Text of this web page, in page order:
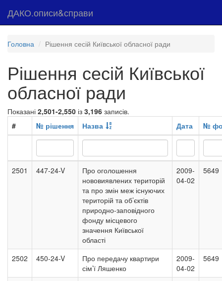
ДАКО.описи&справи
Головна Рішення сесій Київської обласної ради
Рішення сесій Київської
обласної ради
Показані 2,501-2,550 із 3,196 записів.
#
№ рішення Назва Дата №
2501 447-24-V
Про оголошення
нововиявлених територій
та про змін меж існуючих
територій та об’єктів
природно-заповідного
фонду місцевого
значення Київської
області
2009-
04-02
5649
2502 450-24-V
Про передачу квартири
сім’ї Ляшенко
2009-
04-02
5649